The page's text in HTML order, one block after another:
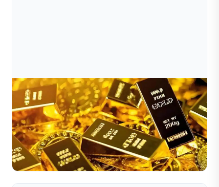
Jul 10, 2026
Xu Hướng Nhu Cầu Thị Trường Trang Sức Toàn
Cầu Năm 2025
Thị trường trang sức toàn cầu năm 2025 đang cho thấy
đà phục hồi mạnh mẽ và xu hướng tiêu dùng đang thay
đổi, được định hình bởi công nghệ, tính bền vững và cá
...
Đọc toàn bộ bài viết